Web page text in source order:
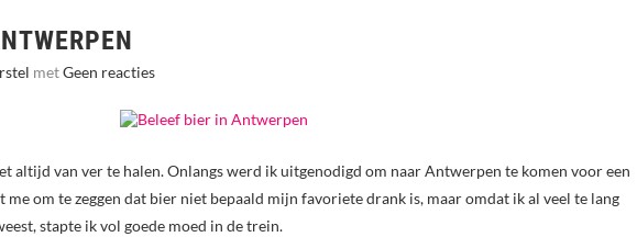
metGeen reacties
altijd van ver te halen. Onlangs werd ik uitgenodigd om naar Antwerpen te komen voor een
om te zeggen dat bier niet bepaald mijn favoriete drank is, maar omdat ik al veel te lang
stapte ik vol goede moed in de trein.